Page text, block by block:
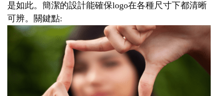
是如此。簡潔的設計能確保logo在各種尺寸下都清晰
可辨。關鍵點: